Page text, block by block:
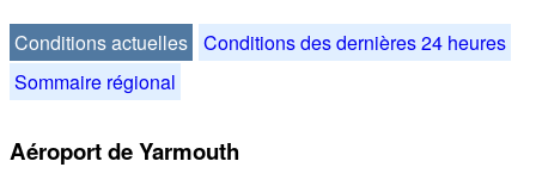
Conditions actuelles Conditions des dernières 24 heures
Sommaire régional
Aéroport de Yarmouth